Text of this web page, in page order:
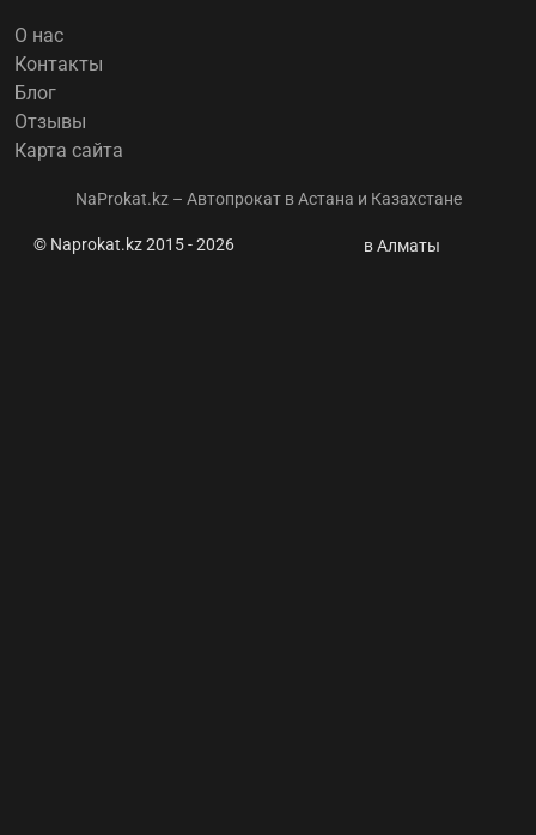
О нас
Контакты
Блог
Отзывы
Карта сайта
NaProkat.kz – Автопрокат в Астана и Казахстане
© Naprokat.kz 2015 - 2026
新聞和實用資в Алматы